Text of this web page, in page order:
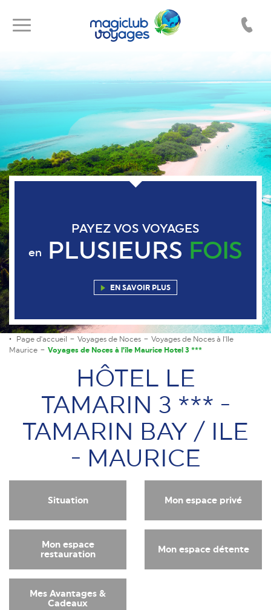
Toggle
Toggle
navigation
PAYEZ VOS VOYAGES
en PLUSIEURS FOIS
EN SAVOIR PLUS
Page d'accueil Voyages de Noces
Voyages de Noces à l'Ile
Maurice
Voyages de Noces à l'île Maurice Hotel 3 ***
HÔTEL LE
TAMARIN 3 *** -
TAMARIN BAY / ILE
- MAURICE
Situation Mon espace privé
Mon espace
restauration
Mon espace détente
Mes Avantages &
Cadeaux